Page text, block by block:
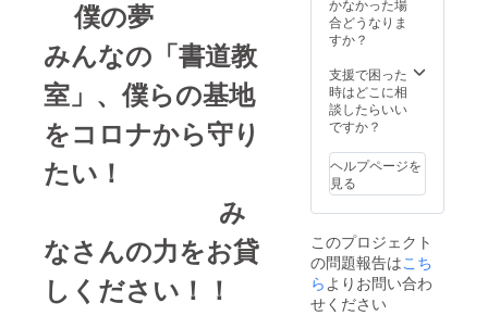
僕の夢
みんなの「書道教
室」、僕らの基地
をコロナから守り
たい！
み
なさんの力をお貸
しください！！
素
材：
針金、
糸 ・ミ
ニ畳
サイ
12㎝×約
色柄は
選べま
せん。
※一点ず
つ手書
きで
『あり
米袋に
感謝の
て、
「お
礼」の
しを一
書いて
お米を
詰めさ
せてい
ます。
も使え
購入者
本人お
よび同
伴者の
用いた
だけま
す ・
釣銭の
はでき
ません
・紛
失され
ても再
GALLE
RYと
共通で
使用で
きる割
引利用
ケット
です
7000円
分
6000
円 約
15％OF
F みら
いチ
かなかった場
合どうなりま
すか？
支援で困った
時はどこに相
談したらいい
ですか？
ヘルプページを
見る
このプロジェクト
の問題報告はこち
らよりお問い合わ
せください